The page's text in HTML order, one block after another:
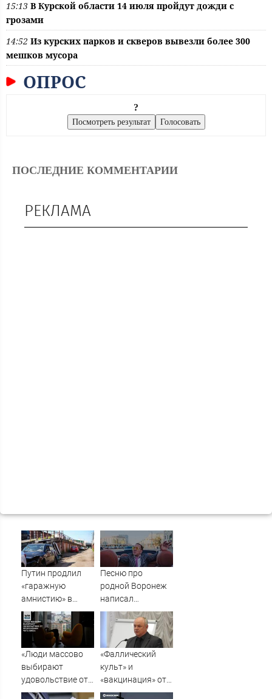
15:13 В Курской области 14 июля пройдут дожди с
грозами
14:52 Из курских парков и скверов вывезли более 300
мешков мусора
ОПРОС
?
ПОСЛЕДНИЕ КОММЕНТАРИИ
РЕКЛАМА
Путин продлил
«гаражную
амнистию» в
России до 1
сентября 2031
года
Песню про
родной Воронеж
написал
музыкант Михаил
Гребенщиков -
ВестиПК в
Воронеже
«Люди массово
выбирают
удовольствие от
пропускания чего-
«Фаллический
культ» и
«вакцинация» от
Грефа для